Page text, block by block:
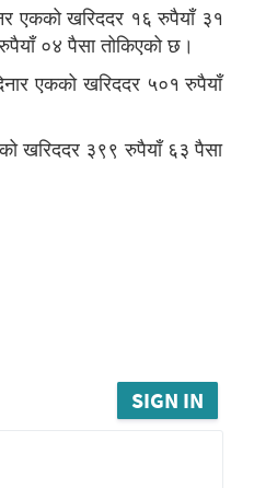
एकको खरिददर १६ रुपैयाँ ३१
०४ पैसा तोकिएको छ।
एकको खरिददर ५०१ रुपैयाँ
खरिददर ३९९ रुपैयाँ ६३ पैसा
SIGN IN